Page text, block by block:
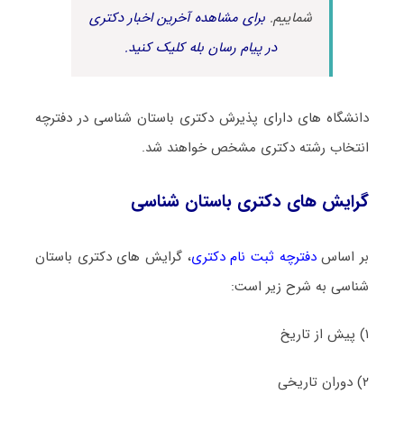
شماییم.برای مشاهده آخرین اخبار دکتری
در پیام رسان بله کلیک کنید.
دانشگاه های دارای پذیرش دکتری باستان شناسی در دفترچه
انتخاب رشته دکتری مشخص خواهند شد.
گرایش های دکتری باستان شناسی
بر اساسدفترچه ثبت نام دکتری، گرایش های دکتری باستان
شناسی به شرح زیر است:
۱) پیش از تاریخ
۲) دوران تاریخی